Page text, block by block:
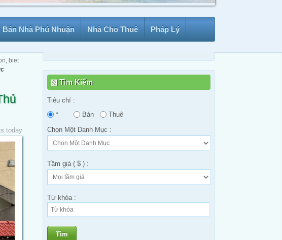
Bán Nhà Phú Nhuận Nhà Cho Thuê Pháp Lý
, biet
today
Tìm Kiếm
Tiêu chí :
*
Bán
Thuê
Chọn Một Danh Mục :
Tầm giá ( $ ) :
Từ khóa :
Tìm